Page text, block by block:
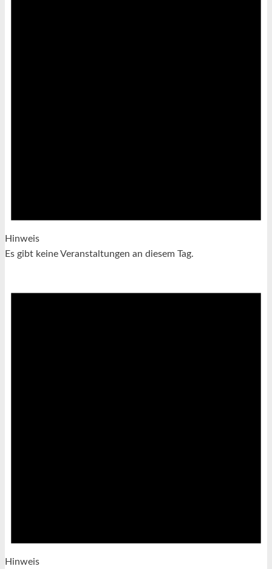
Hinweis
Es gibt keine Veranstaltungen an diesem Tag.
Hinweis